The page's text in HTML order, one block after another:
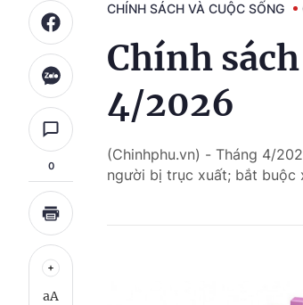
0
aA
CHÍNH SÁCH VÀ CUỘC SỐNG
Chính
4/2026
(Chinhphu.vn) - Tháng 4/
người bị trục xuất; bắt buộc